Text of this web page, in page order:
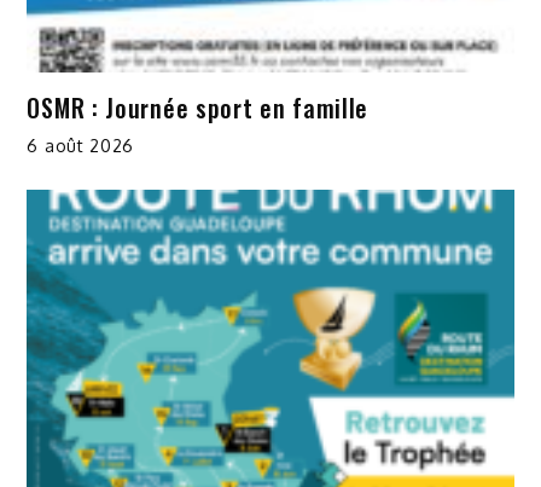
OSMR : Journée sport en famille
6 août 2026